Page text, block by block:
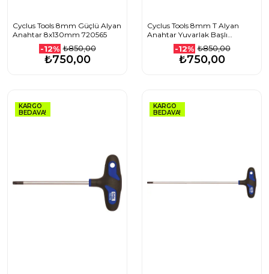
Cyclus Tools 8mm Güçlü Alyan
Anahtar 8x130mm 720565
-12% ₺850,00
₺750,00
Cyclus Tools 8mm T Alyan
Anahtar Yuvarlak Başlı
200mm 720616
-12% ₺850,00
₺750,00
KARGO
BEDAVA!
KARGO
BEDAVA!